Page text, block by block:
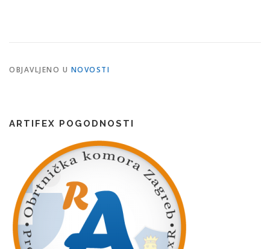
OBJAVLJENO U NOVOSTI
ARTIFEX POGODNOSTI